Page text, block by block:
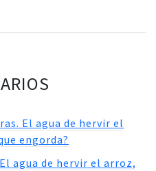
El agua de hervir el
engorda?
agua de hervir el arroz,